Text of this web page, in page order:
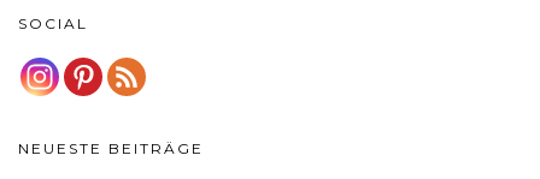
SOCIAL
NEUESTE BEITRÄGE